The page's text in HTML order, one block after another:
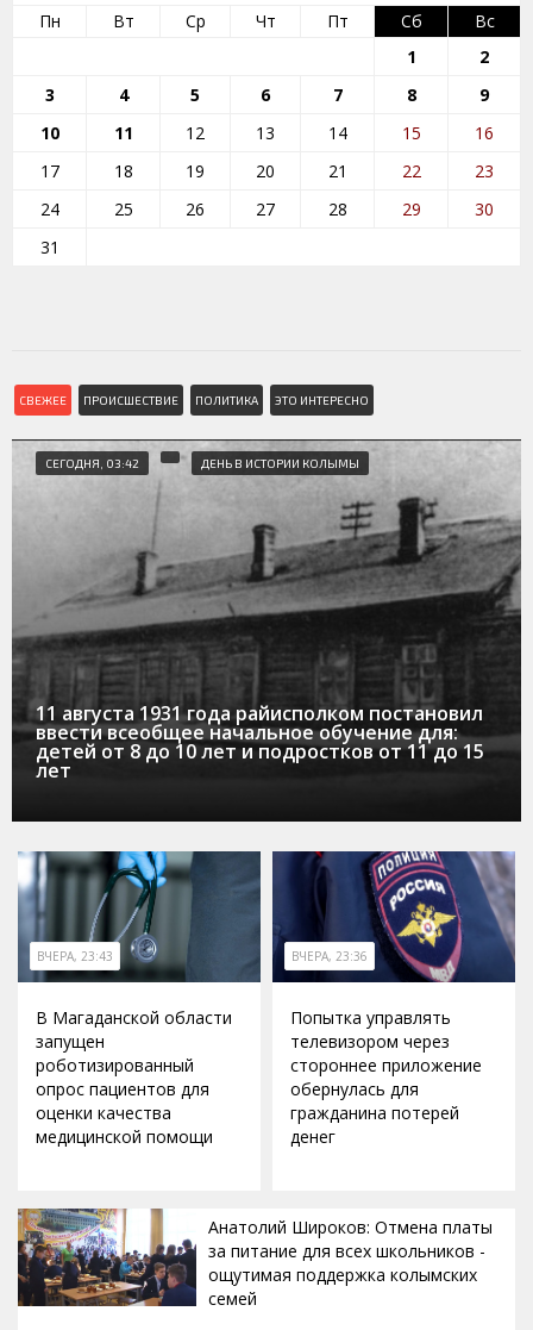
Пн Вт Ср Чт Пт Сб
Вс
1
2
3
4 5 6 7 8
9
10
11 12 13 14 15
16
17
18 19 20 21 22
23
24
25 26 27 28 29
30
31
СВЕЖЕЕ ПРОИСШЕСТВИЕ ПОЛИТИКА ЭТО ИНТЕРЕСНО
СЕГОДНЯ, 03:42 ДЕНЬ В ИСТОРИИ КОЛЫМЫ
11 августа 1931 года райисполком постановил
ввести всеобщее начальное обучение для:
детей от 8 до 10 лет и подростков от 11 до 15
лет
ВЧЕРА, 23:43
В Магаданской области
запущен
роботизированный
опрос пациентов для
оценки качества
медицинской помощи
ВЧЕРА, 23:36
Попытка управлять
телевизором через
стороннее приложение
обернулась для
гражданина потерей
денег
Анатолий Широков: Отмена платы
за питание для всех школьников -
ощутимая поддержка колымских
семей